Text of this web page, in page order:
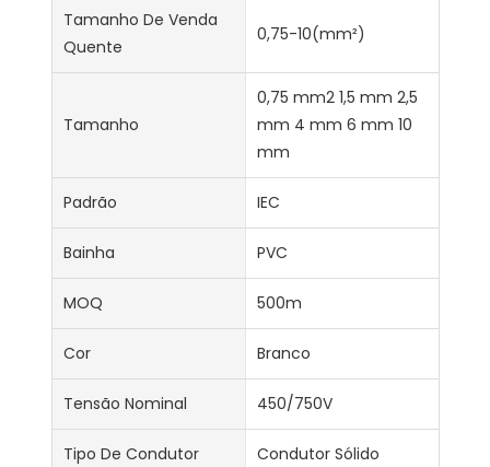
Tamanho De Venda
Quente
0,75-10(mm²)
Tamanho
0,75 mm2 1,5 mm 2,5
mm 4 mm 6 mm 10
mm
Padrão IEC
Bainha PVC
MOQ 500m
Cor Branco
Tensão Nominal 450/750V
Tipo De Condutor Condutor Sólido